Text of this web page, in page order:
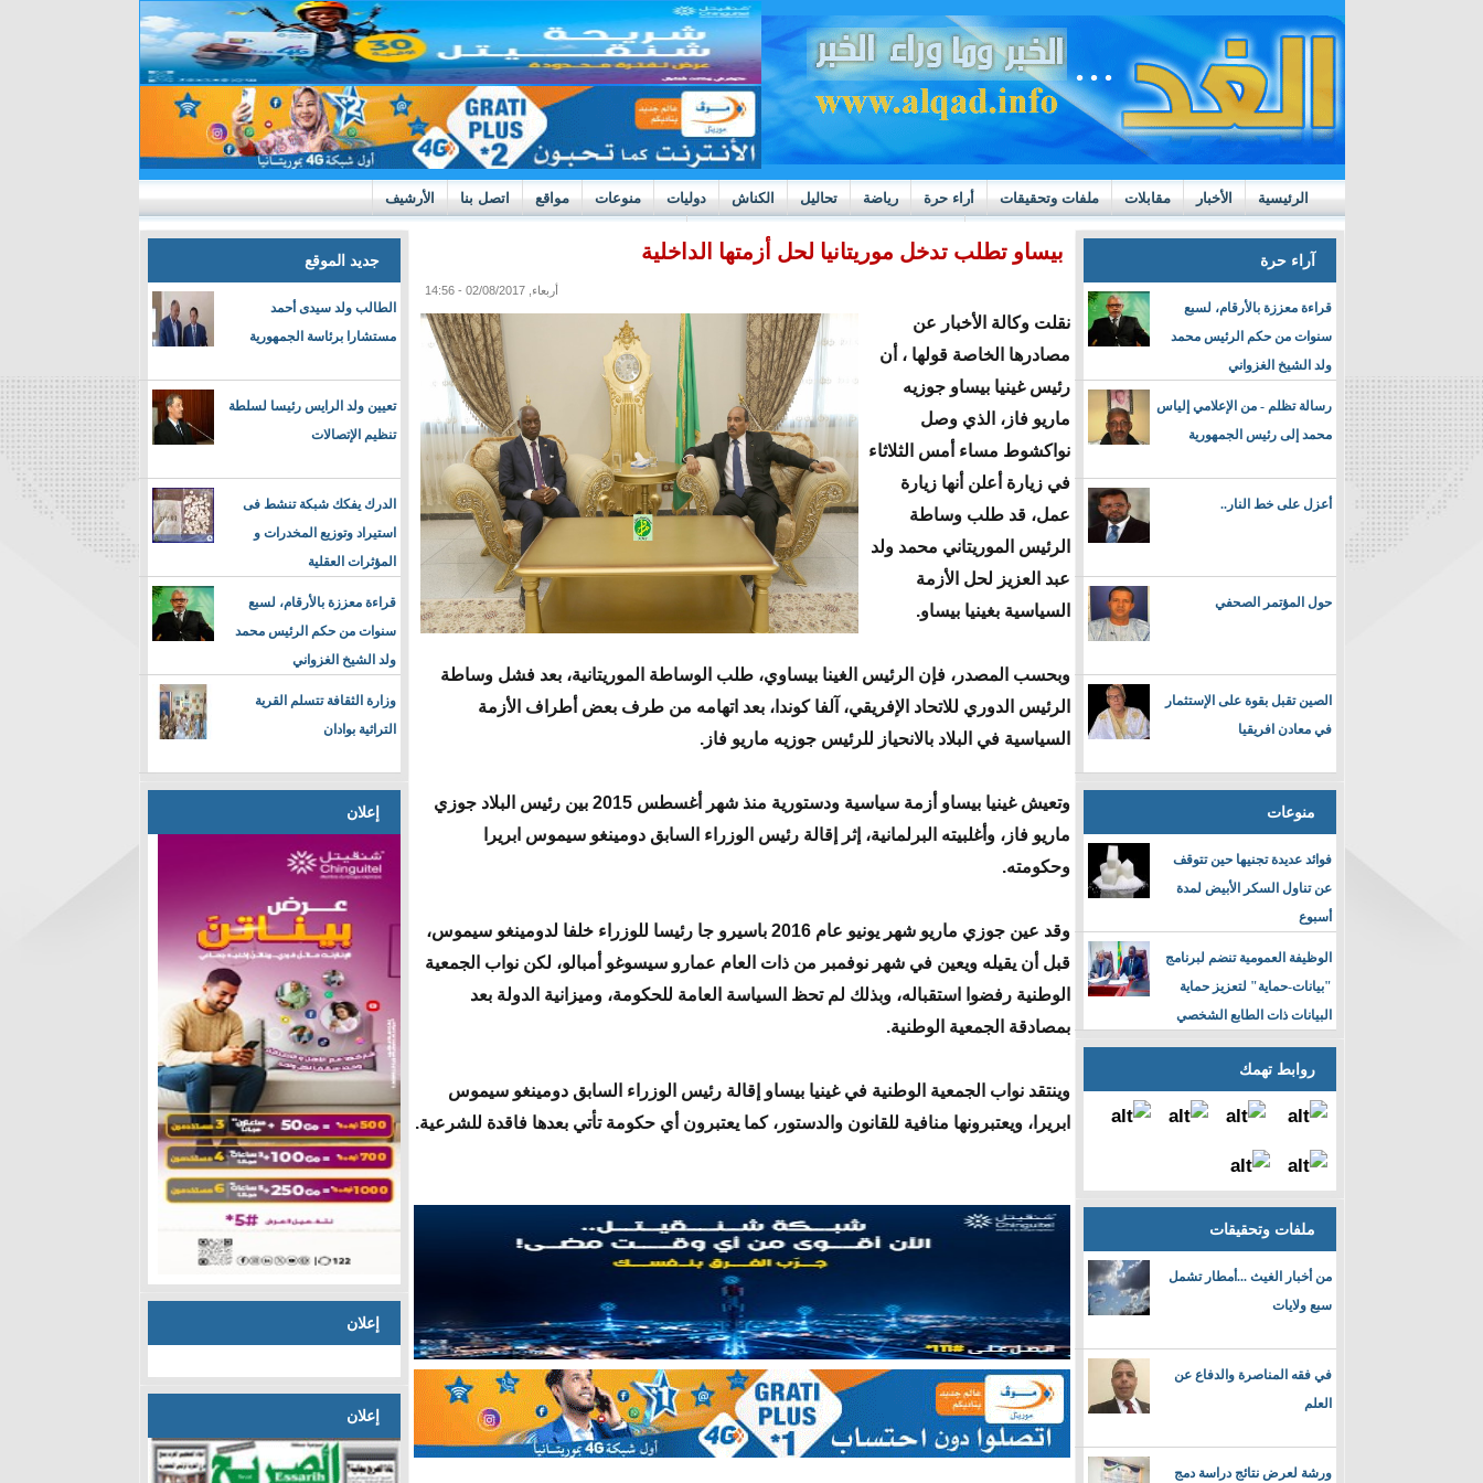
الرئيسية الأخبار مقابلات ملفات وتحقيقات أراء حرة رياضة تحاليل الكناش دوليات منوعات مواقع اتصل بنا الأرشيف
https://m.youtube.com/watch?v=GN10qW4W4hQ بوادر ثورة داخل قطاع العدالة في موريتانيا
آراء حرة
قراءة معززة بالأرقام، لسبع
سنوات من حكم الرئيس محمد
ولد الشيخ الغزواني
رسالة تظلم - من الإعلامي إلياس
محمد إلى رئيس الجمهورية
أعزل على خط النار..
حول المؤتمر الصحفي
الصين تقبل بقوة على الإستثمار
في معادن افريقيا
منوعات
فوائد عديدة تجنيها حين تتوقف
عن تناول السكر الأبيض لمدة
أسبوع
الوظيفة العمومية تنضم لبرنامج
"بيانات-حماية" لتعزيز حماية
البيانات ذات الطابع الشخصي
روابط تهمك
ملفات وتحقيقات
من أخبار الغيث ...أمطار تشمل
سبع ولايات
في فقه المناصرة والدفاع عن
العلم
ورشة لعرض نتائج دراسة دمج
بيساو تطلب تدخل موريتانيا لحل أزمتها الداخلية
أربعاء, 02/08/2017 - 14:56
نقلت وكالة الأخبار عن
مصادرها الخاصة قولها ، أن
رئيس غينيا بيساو جوزيه
ماريو فاز، الذي وصل
نواكشوط مساء أمس الثلاثاء
في زيارة أعلن أنها زيارة
عمل، قد طلب وساطة
الرئيس الموريتاني محمد ولد
عبد العزيز لحل الأزمة
السياسية بغينيا بيساو.
وبحسب المصدر، فإن الرئيس الغينا بيساوي، طلب الوساطة الموريتانية، بعد فشل وساطة
الرئيس الدوري للاتحاد الإفريقي، آلفا كوندا، بعد اتهامه من طرف بعض أطراف الأزمة
السياسية في البلاد بالانحياز للرئيس جوزيه ماريو فاز.
وتعيش غينيا بيساو أزمة سياسية ودستورية منذ شهر أغسطس 2015 بين رئيس البلاد جوزي
ماريو فاز، وأغلبيته البرلمانية، إثر إقالة رئيس الوزراء السابق دومينغو سيموس ابريرا
وحكومته.
وقد عين جوزي ماريو شهر يونيو عام 2016 باسيرو جا رئيسا للوزراء خلفا لدومينغو سيموس،
قبل أن يقيله ويعين في شهر نوفمبر من ذات العام عمارو سيسوغو أمبالو، لكن نواب الجمعية
الوطنية رفضوا استقباله، وبذلك لم تحظ السياسة العامة للحكومة، وميزانية الدولة بعد
بمصادقة الجمعية الوطنية.
وينتقد نواب الجمعية الوطنية في غينيا بيساو إقالة رئيس الوزراء السابق دومينغو سيموس
ابريرا، ويعتبرونها منافية للقانون والدستور، كما يعتبرون أي حكومة تأتي بعدها فاقدة للشرعية.
جديد الموقع
الطالب ولد سيدى أحمد
مستشارا برئاسة الجمهورية
تعيين ولد الرايس رئيسا لسلطة
تنظيم الإتصالات
الدرك يفكك شبكة تنشط فى
استيراد وتوزيع المخدرات و
المؤثرات العقلية
قراءة معززة بالأرقام، لسبع
سنوات من حكم الرئيس محمد
ولد الشيخ الغزواني
وزارة الثقافة تتسلم القرية
التراثية بوادان
إعلان
إعلان
إعلان